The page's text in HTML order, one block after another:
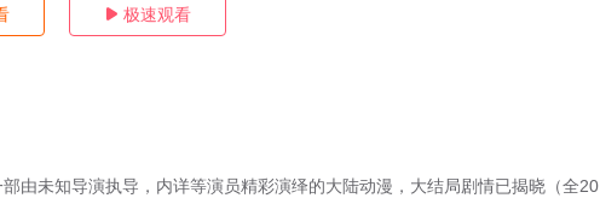
 极速观看
由未知导演执导，内详等演员精彩演绎的大陆动漫，大结局剧情已揭晓（全20